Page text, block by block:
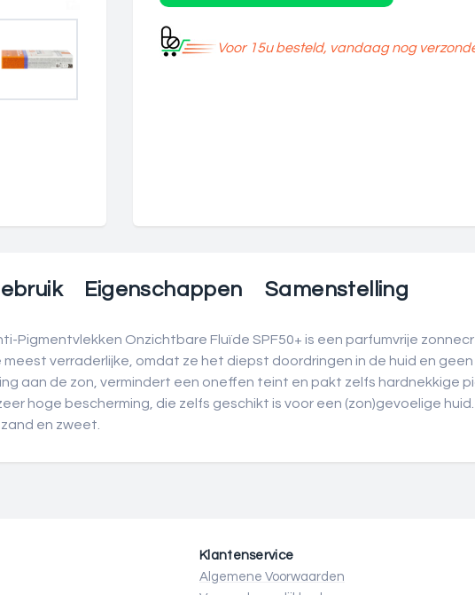
Voor 15u besteld, vandaag nog
Eigenschappen Samenstelling
Pigmentvlekken Onzichtbare Fluïde SPF50+ is een parfumvrije
meest verraderlijke, omdat ze het diepst doordringen in de huid en
aan de zon, vermindert een oneffen teint en pakt zelfs hardnekkige
hoge bescherming, die zelfs geschikt is voor een (zon)gevoelige
en zweet.
Klantenservice
Algemene Voorwaarden